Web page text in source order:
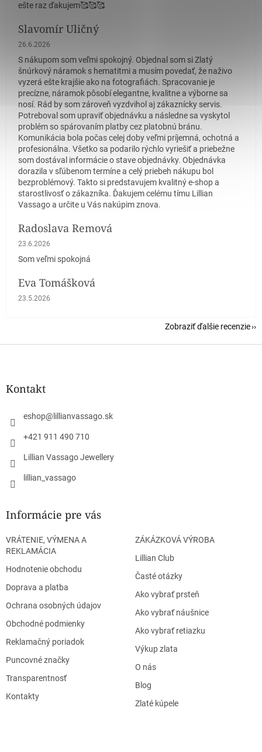
ešte raz ďakujem🥰🥰🥰
Slavomír Uličný
Hodnotenie obchodu je 5 z 5 hviezdičiek.
26.6.2026
S nákupom som veľmi spokojný. Objednal som si Zlatý
šnúrkový náramok s hematitmi a musím povedať, že naživo
vyzerá ešte krajšie ako na fotografiách. Spracovanie je
precízne, náramok pôsobí elegantne, kvalitne a výborne sa
nosí. Rád by som zároveň vyzdvihol aj zákaznícky servis.
Potreboval som upraviť objednávku a následne sa vyskytol
problém so spárovaním platby cez platobnú bránu.
Komunikácia bola počas celej doby veľmi príjemná, ochotná a
profesionálna. Všetko sa podarilo rýchlo vyriešiť a priebežne
som dostával informácie o stave objednávky. Objednávka
dorazila v sľúbenom termíne a celý priebeh nákupu bol
bezproblémový. Takto si predstavujem kvalitný e-shop a
starostlivosť o zákazníka. Ďakujem celému tímu Lillian
Vassago a určite u Vás nakúpim znova.
Radoslava Remová
Hodnotenie obchodu je 5 z 5 hviezdičiek.
23.6.2026
Som veľmi spokojná
Eva Tomášková
Hodnotenie obchodu je 5 z 5 hviezdičiek.
23.5.2026
Zobraziť ďalšie recenzie
Z
Kontakt
eshop@ lillianvassago.sk
+421 911 490 710
Lillian Vassago Jewellery
lillian_vassago
Informácie pre vás
VRÁTENIE, VÝMENA A
REKLAMÁCIA
Hodnotenie obchodu
Doprava a platba
Ochrana osobných údajov
Obchodné podmienky
Reklamačný poriadok
Puncovné značky
Transparentnosť
Kontakty
ZÁKÁZKOVÁ VÝROBA
Lillian Club
Časté otázky
Ako vybrať prsteň
Ako vybrať náušnice
Ako vybrať retiazku
Výkup zlata
O nás
Blog
Zlaté kúpele